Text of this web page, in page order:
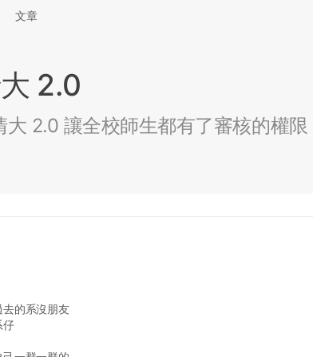
文章
2.0
大 2.0 讓全校師生都有了審核的權限
去的系沒朋友
仔